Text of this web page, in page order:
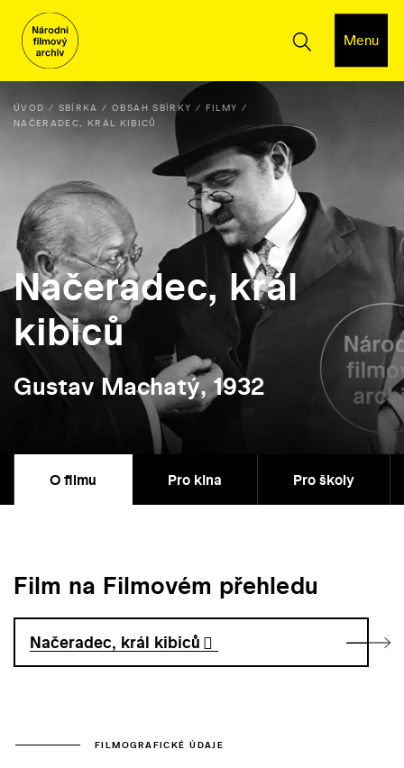
Menu
ÚVOD SBÍRKA OBSAH SBÍRKY
FILMY
NAČERADEC, KRÁL KIBICŮ
Načeradec, král
kibiců
Gustav Machatý, 1932
O filmu Pro kina Pro školy
Film na Filmovém přehledu
Načeradec, král kibiců
FILMOGRAFICKÉ ÚDAJE